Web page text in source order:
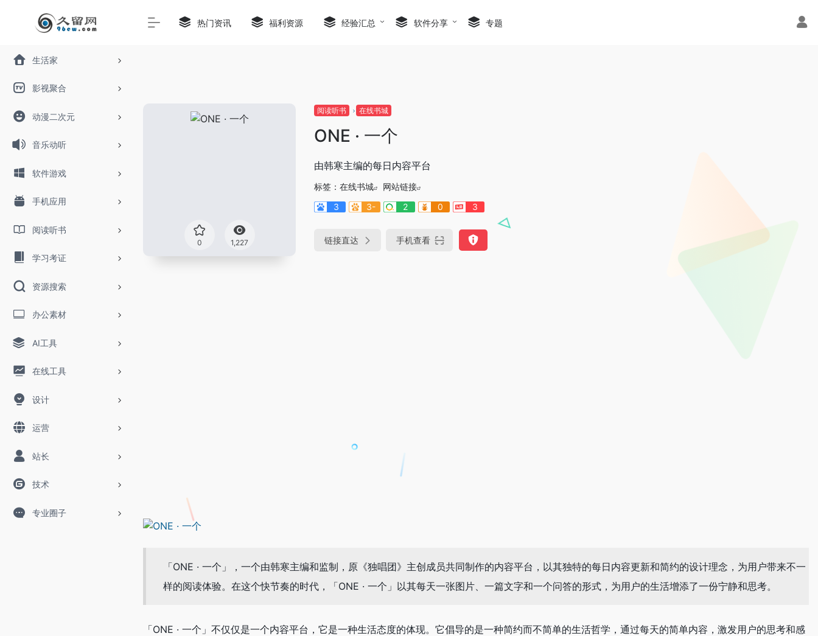
生活家
影视聚合
动漫二次元
音乐动听
软件游戏
手机应用
阅读听书
学习考证
资源搜索
办公素材
AI工具
在线工具
设计
运营
站长
技术
专业圈子
热门资讯 福利资源 经验汇总 软件分享 专题
0 1,227
阅读听书 在线书城
ONE · 一个
由韩寒主编的每日内容平台
标签： 在线书城
网站链接
3
3- 2 0 3
链接直达 手机查看
「ONE · 一个」，一个由韩寒主编和监制，原《独唱团》主创成员共同制作的内容平台，以其独特的每日内容更新和简约的设计理念，为用户带来不一
样的阅读体验。在这个快节奏的时代，「ONE · 一个」以其每天一张图片、一篇文字和一个问答的形式，为用户的生活增添了一份宁静和思考。
「ONE · 一个」不仅仅是一个内容平台，它是一种生活态度的体现。它倡导的是一种简约而不简单的生活哲学，通过每天的简单内容，激发用户的思考和感